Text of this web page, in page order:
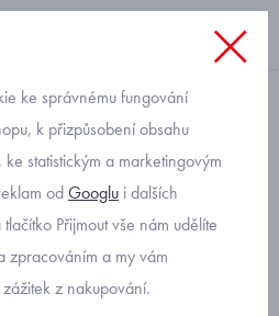
ride kotníkové
1-000563-
ke správnému fungování
k přizpůsobení obsahu
statistickým a marketingovým
odGooglu i dalších
Přijmout vše nám udělíte
zpracováním a my vám
z nakupování.